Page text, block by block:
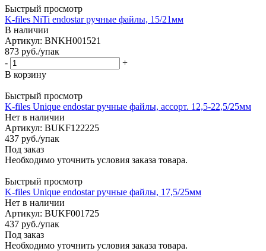
Быстрый просмотр
K-files NiTi endostar ручные файлы, 15/21мм
В наличии
Артикул: BNKH001521
873 руб./упак
-
+
В корзину
Быстрый просмотр
K-files Unique endostar ручные файлы, ассорт. 12,5-22,5/25мм
Нет в наличии
Артикул: BUKF122225
437 руб./упак
Под заказ
Необходимо уточнить условия заказа товара.
Быстрый просмотр
K-files Unique endostar ручные файлы, 17,5/25мм
Нет в наличии
Артикул: BUKF001725
437 руб./упак
Под заказ
Необходимо уточнить условия заказа товара.